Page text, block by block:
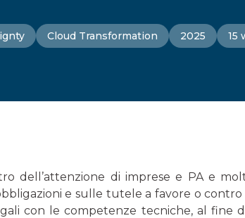
Cloud Transformation 2025 15
dell’attenzione di imprese e PA e
e sulle tutele a favore o contro
con le competenze tecniche, al fine